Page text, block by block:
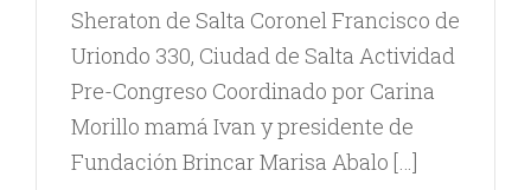
Sheraton de Salta Coronel Francisco de
Uriondo 330, Ciudad de Salta Actividad
Pre-Congreso Coordinado por Carina
Morillo mamá Ivan y presidente de
Fundación Brincar Marisa Abalo […]